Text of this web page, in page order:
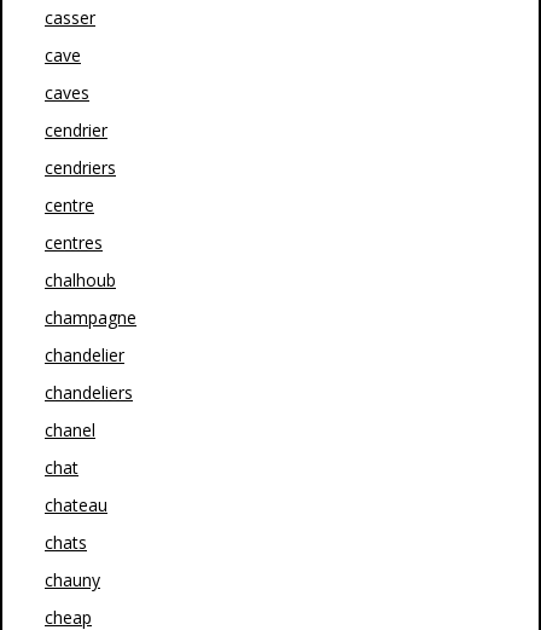
casser
cave
caves
cendrier
cendriers
centre
centres
chalhoub
champagne
chandelier
chandeliers
chanel
chat
chateau
chats
chauny
cheap